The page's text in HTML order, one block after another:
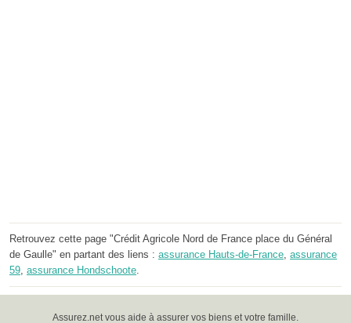
Retrouvez cette page "Crédit Agricole Nord de France place du Général
de Gaulle" en partant des liens : assurance Hauts-de-France, assurance
59, assurance Hondschoote.
Assurez.net vous aide à assurer vos biens et votre famille.